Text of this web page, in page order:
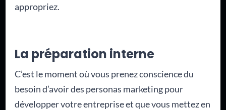
appropriez.
La préparation interne
C’est le moment où vous prenez conscience du
besoin d’avoir des personas marketing pour
développer votre entreprise et que vous mettez en